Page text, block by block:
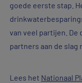
goede eerste stap.
van veel partijen.
partners aan de slag
Lees het Nationaal